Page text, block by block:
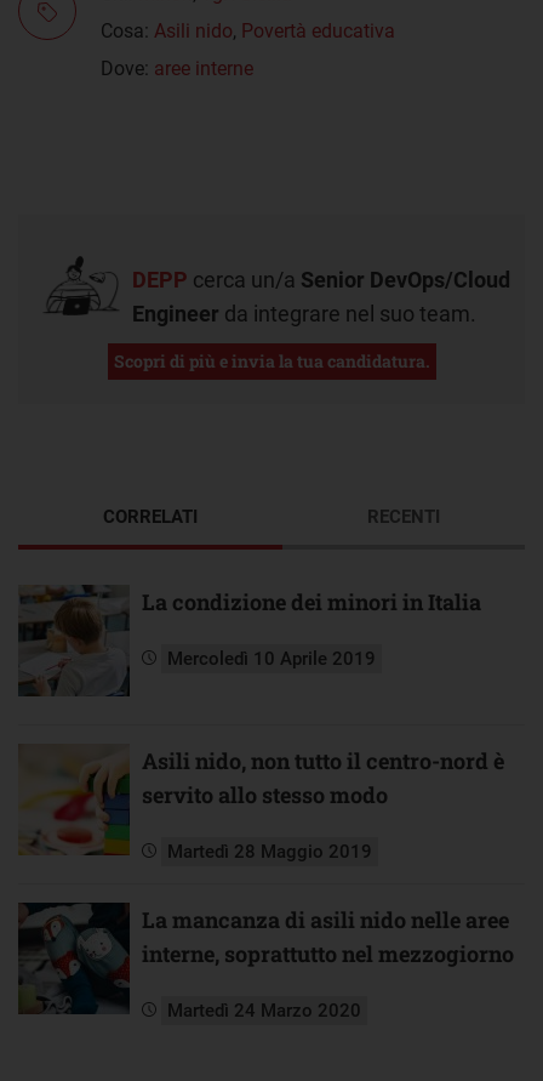
Cosa: Asili nido, Povertà educativa
Dove: aree interne
DEPP cerca un/a Senior DevOps/Cloud
Engineer da integrare nel suo team.
Scopri di più e invia la tua candidatura.
CORRELATI
La condizione dei minori in Italia
Mercoledì 10 Aprile 2019
Asili nido, non tutto il centro-nord è
servito allo stesso modo
Martedì 28 Maggio 2019
La mancanza di asili nido nelle aree
interne, soprattutto nel mezzogiorno
Martedì 24 Marzo 2020
RECENTI